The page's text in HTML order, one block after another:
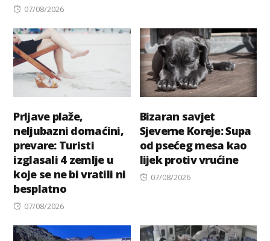
Posted
07/08/2026
Prljave plaže,
neljubazni domaćini,
prevare: Turisti
izglasali 4 zemlje u
koje se ne bi vratili ni
besplatno
Posted
07/08/2026
Bizaran savjet
Sjeverne Koreje: Supa
od psećeg mesa kao
lijek protiv vrućine
Posted
07/08/2026